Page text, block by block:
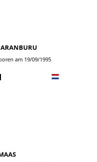
am 19/09/1995